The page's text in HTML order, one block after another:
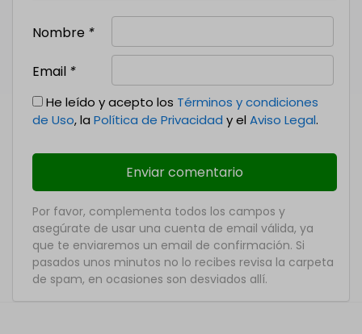
Nombre *
Email *
He leído y acepto los Términos y condiciones
de Uso, la Política de Privacidad y el Aviso Legal.
Por favor, complementa todos los campos y
asegúrate de usar una cuenta de email válida, ya
que te enviaremos un email de confirmación. Si
pasados unos minutos no lo recibes revisa la carpeta
de spam, en ocasiones son desviados allí.